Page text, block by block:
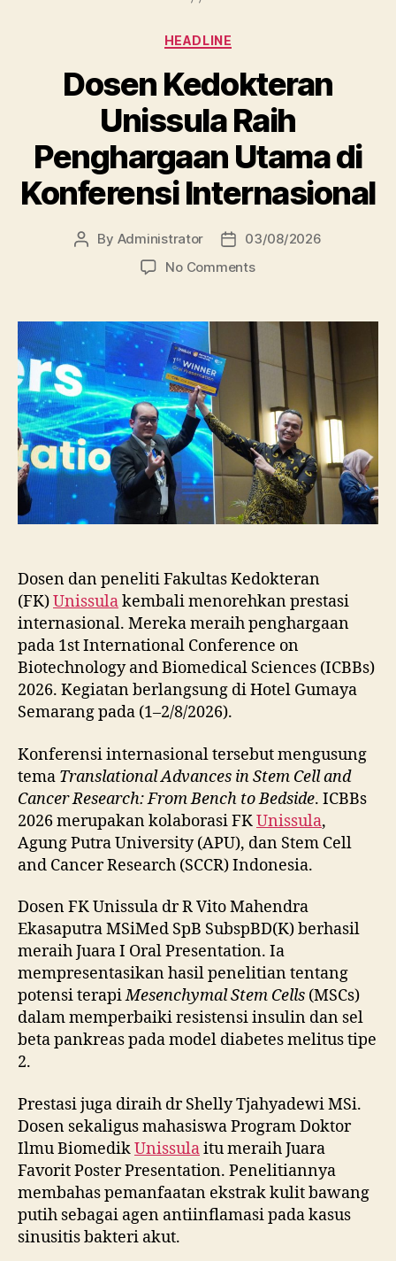
Categories
HEADLINE
Dosen Kedokteran
Unissula Raih
Penghargaan Utama di
Konferensi Internasional
Post
By Administrator
Post
date
03/08/2026
No Commentson
Unissula
Raih
Penghargaan
Utama
di
Konferensi
Internasional
Dosen dan peneliti Fakultas Kedokteran
(FK)Unissulakembali menorehkan prestasi
internasional. Mereka meraih penghargaan
pada 1st International Conference on
Biotechnology and Biomedical Sciences (ICBBs)
2026. Kegiatan berlangsung di Hotel Gumaya
Semarang pada (1–2/8/2026).
Konferensi internasional tersebut mengusung
tema Translational Advances in Stem Cell and
Cancer Research: From Bench to Bedside. ICBBs
2026 merupakan kolaborasi FKUnissula,
Agung Putra University (APU), dan Stem Cell
and Cancer Research (SCCR) Indonesia.
Dosen FK Unissula dr R Vito Mahendra
Ekasaputra MSiMed SpB SubspBD(K) berhasil
meraih Juara I Oral Presentation. Ia
mempresentasikan hasil penelitian tentang
potensi terapiMesenchymal Stem Cells (MSCs)
dalam memperbaiki resistensi insulin dan sel
beta pankreas pada model diabetes melitus tipe
2.
Prestasi juga diraih dr Shelly Tjahyadewi MSi.
Dosen sekaligus mahasiswa Program Doktor
Ilmu BiomedikUnissulaitu meraih Juara
Favorit Poster Presentation. Penelitiannya
membahas pemanfaatan ekstrak kulit bawang
putih sebagai agen antiinflamasi pada kasus
sinusitis bakteri akut.